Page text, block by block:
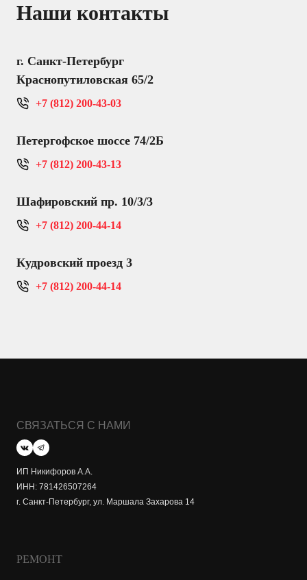
Наши контакты
г. Санкт-Петербург
Краснопутиловская 65/2
+7 (812) 200-43-03
Петергофское шоссе 74/2Б
+7 (812) 200-43-13
Шафировский пр. 10/3/3
+7 (812) 200-44-14
Кудровский проезд 3
+7 (812) 200-44-14
СВЯЗАТЬСЯ С НАМИ
ИП Никифоров А.А.
ИНН: 781426507264
г. Санкт-Петербург, ул. Маршала Захарова 14
РЕМОНТ